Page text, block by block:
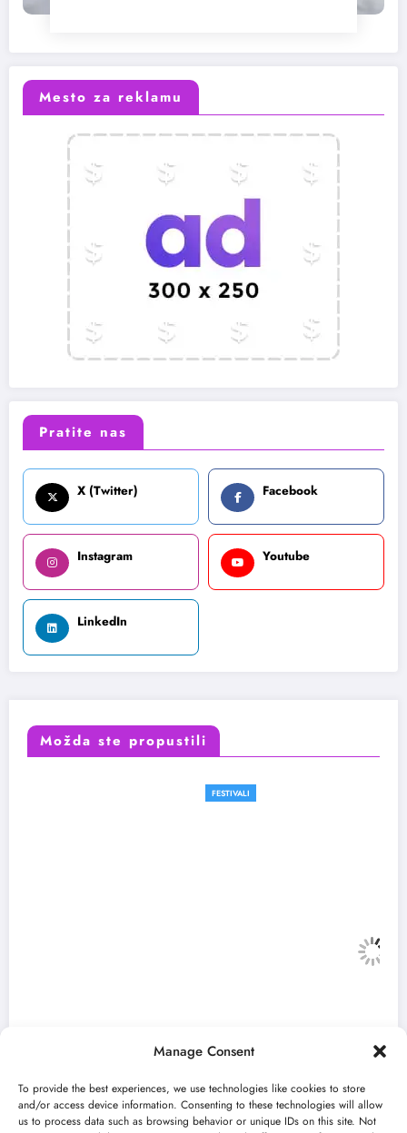
Manage Consent
To provide the best experiences, we use technologies like cookies to store
and/or access device information. Consenting to these technologies will allow
us to process data such as browsing behavior or unique IDs on this site. Not
Mesto za reklamu
Pratite nas
X (Twitter) Facebook
Instagram Youtube
LinkedIn
Možda ste propustili